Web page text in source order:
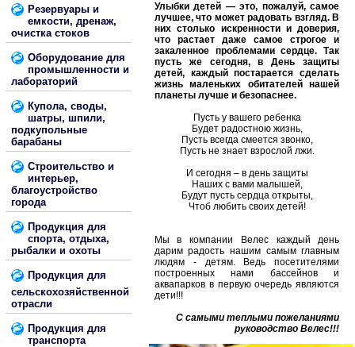
Резервуары и
емкости, дренаж,
очистка стоков
Оборудование для
промышленности и
лабораторий
Купола, своды,
шатры, шпили,
подкупольные
барабаны
Строительство и
интерьер,
благоустройство
города
Продукция для
спорта, отдыха,
рыбалки и охоты
Продукция для
сельскохозяйственной
отрасли
Продукция для
транспорта
Улыбки детей — это, пожалуй, самое
лучшее, что может радовать взгляд. В
них столько искренности и доверия,
что растает даже самое строгое и
закаленное проблемами сердце. Так
пусть же сегодня, в День защиты
детей, каждый постарается сделать
жизнь маленьких обитателей нашей
планеты лучше и безопаснее.
Пусть у вашего ребенка
Будет радостною жизнь,
Пусть всегда смеется звонко,
Пусть не знает взрослой лжи.
И сегодня – в день защиты
Наших с вами малышей,
Будут пусть сердца открыты,
Чтоб любить своих детей!
Мы в компании Велес каждый день
дарим радость нашим самым главным
людям - детям. Ведь посетителями
построенных нами бассейнов и
аквапарков в первую очередь являются
дети!!!
С самыми теплыми пожеланиями
руководство Велеc!!!